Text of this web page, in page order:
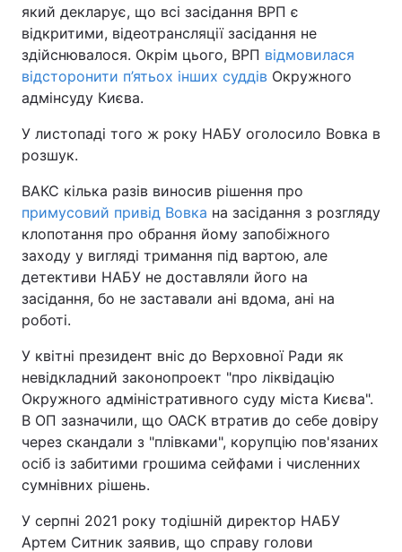
який декларує, що всі засідання ВРП є
відкритими, відеотрансляції засідання не
здійснювалося. Окрім цього, ВРП відмовилася
відсторонити п’ятьох інших суддів Окружного
адмінсуду Києва.
У листопаді того ж року НАБУ оголосило Вовка в
розшук.
ВАКС кілька разів виносив рішення про
примусовий привід Вовка на засідання з розгляду
клопотання про обрання йому запобіжного
заходу у вигляді тримання під вартою, але
детективи НАБУ не доставляли його на
засідання, бо не заставали ані вдома, ані на
роботі.
У квітні президент вніс до Верховної Ради як
невідкладний законопроект "про ліквідацію
Окружного адміністративного суду міста Києва".
В ОП зазначили, що ОАСК втратив до себе довіру
через скандали з "плівками", корупцію пов'язаних
осіб із забитими грошима сейфами і численних
сумнівних рішень.
У серпні 2021 року тодішній директор НАБУ
Артем Ситник заявив, що справу голови